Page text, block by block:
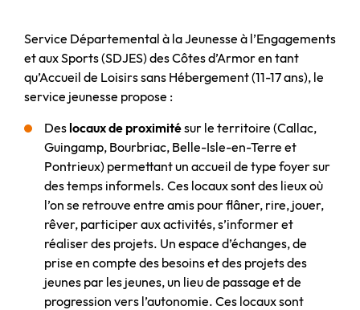
Service Départemental à la Jeunesse à l’Engagements
et aux Sports (SDJES) des Côtes d’Armor en tant
qu’Accueil de Loisirs sans Hébergement (11-17 ans), le
service jeunesse propose :
Des locaux de proximitésur le territoire (Callac,
Guingamp, Bourbriac, Belle-Isle-en-Terre et
Pontrieux) permettant un accueil de type foyer sur
des temps informels. Ces locaux sont des lieux où
l’on se retrouve entre amis pour flâner, rire, jouer,
rêver, participer aux activités, s’informer et
réaliser des projets. Un espace d’échanges, de
prise en compte des besoins et des projets des
jeunes par les jeunes, un lieu de passage et de
progression vers l’autonomie. Ces locaux sont